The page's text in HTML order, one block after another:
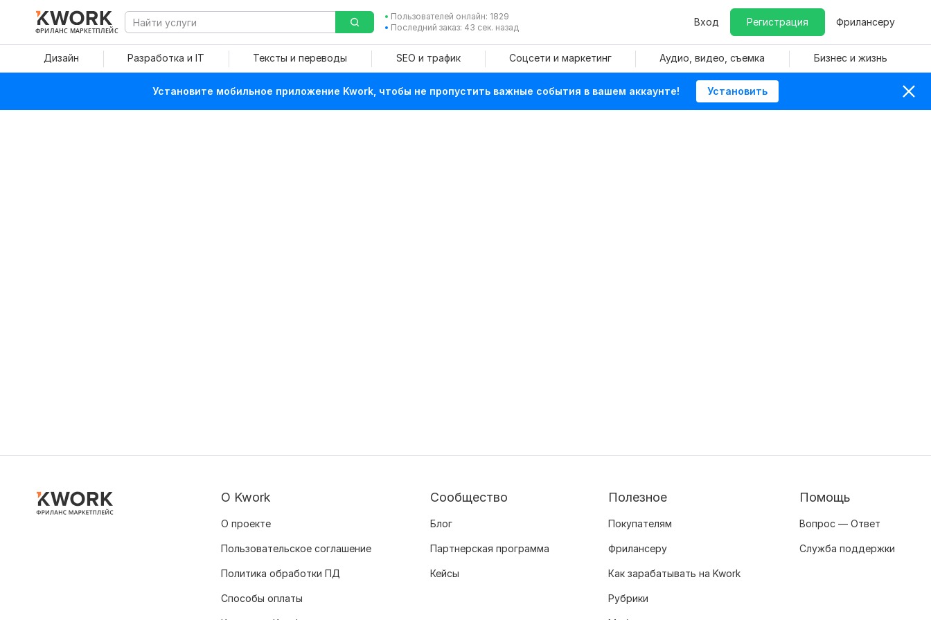
ФРИЛАНС МАРКЕТПЛЕЙС
Пользователей онлайн: 1829
Последний заказ: 43 сек. назад
Вход Регистрация Фрилансеру
Дизайн Разработка и IT Тексты и переводы SEO и трафик Соцсети и маркетинг Аудио, видео, съемка Бизнес и жизнь
Установите мобильное приложение Kwork, чтобы не пропустить важные события в вашем аккаунте! Установить
О Kwork
О проекте
Пользовательское соглашение
Политика обработки ПД
Способы оплаты
Сообщество
Блог
Партнерская программа
Кейсы
Полезное
Покупателям
Фрилансеру
Как зарабатывать на Kwork
Рубрики
Помощь
Вопрос — Ответ
Служба поддержки